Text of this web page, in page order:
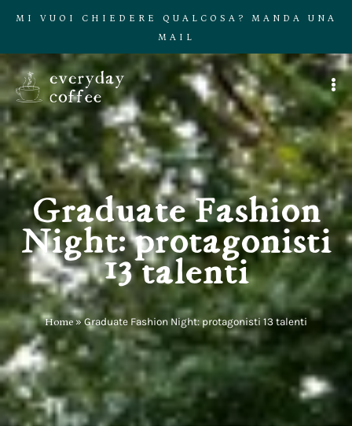
MI VUOI CHIEDERE QUALCOSA? MANDA UNA
MAIL
Graduate Fashion
Night: protagonisti
13 talenti
Home»Graduate Fashion Night: protagonisti 13 talenti